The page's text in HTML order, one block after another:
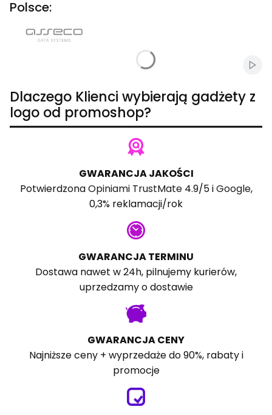
Polsce:
Dlaczego Klienci wybierają gadżety z
logo od promoshop?
GWARANCJA JAKOŚCI
PotwierdzonaOpiniami TrustMate4.9/5 iGoogle,
0,3% reklamacji/rok
GWARANCJA TERMINU
Dostawa nawet w 24h, pilnujemy kurierów,
uprzedzamy o dostawie
GWARANCJA CENY
Najniższe ceny + wyprzedaże do 90%, rabaty i
promocje